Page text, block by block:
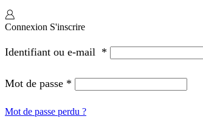
Connexion S'inscrire
Identifiant ou e-mail *
Mot de passe *
Mot de passe perdu ?